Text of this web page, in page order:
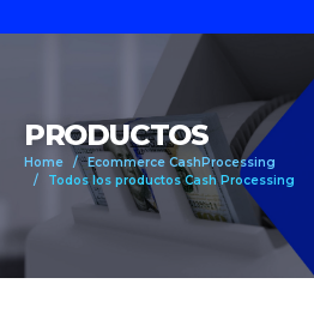
PRODUCTOS
Home
Ecommerce CashProcessing
Todos los productos Cash Processing